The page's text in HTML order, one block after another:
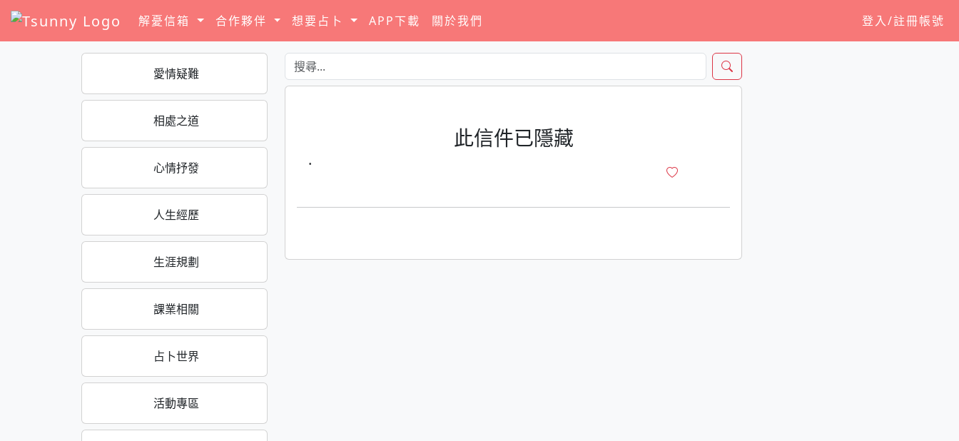
解憂信箱 合作夥伴 想要占卜 APP下載 關於我們 登入/註冊帳號
愛情疑難
相處之道
心情抒發
人生經歷
生涯規劃
課業相關
占卜世界
活動專區
此信件已隱藏
·